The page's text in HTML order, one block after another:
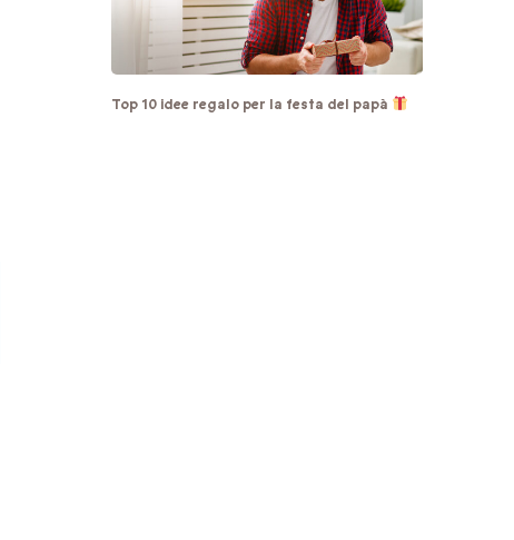
Top 10 idee regalo per la festa del papà